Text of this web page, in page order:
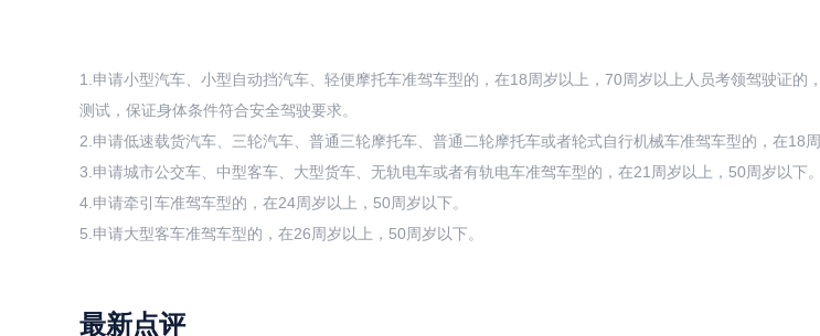
1.申请小型汽车、小型自动挡汽车、轻便摩托车准驾车型的，在18周岁以上，70周岁以上人员考领驾驶证的
测试，保证身体条件符合安全驾驶要求。
2.申请低速载货汽车、三轮汽车、普通三轮摩托车、普通二轮摩托车或者轮式自行机械车准驾车型的，在18
3.申请城市公交车、中型客车、大型货车、无轨电车或者有轨电车准驾车型的，在21周岁以上，50周岁以下。
4.申请牵引车准驾车型的，在24周岁以上，50周岁以下。
5.申请大型客车准驾车型的，在26周岁以上，50周岁以下。
最新点评